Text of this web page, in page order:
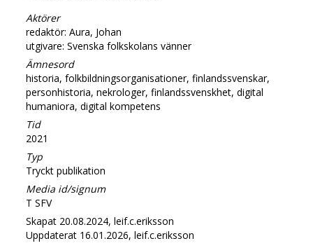
Aktörer
redaktör: Aura, Johan
utgivare: Svenska folkskolans vänner
Ämnesord
historia, folkbildningsorganisationer, finlandssvenskar,
personhistoria, nekrologer, finlandssvenskhet, digital
humaniora, digital kompetens
Tid
2021
Typ
Tryckt publikation
Media id/signum
T SFV
Skapat 20.08.2024, leif.c.eriksson
Uppdaterat 16.01.2026, leif.c.eriksson